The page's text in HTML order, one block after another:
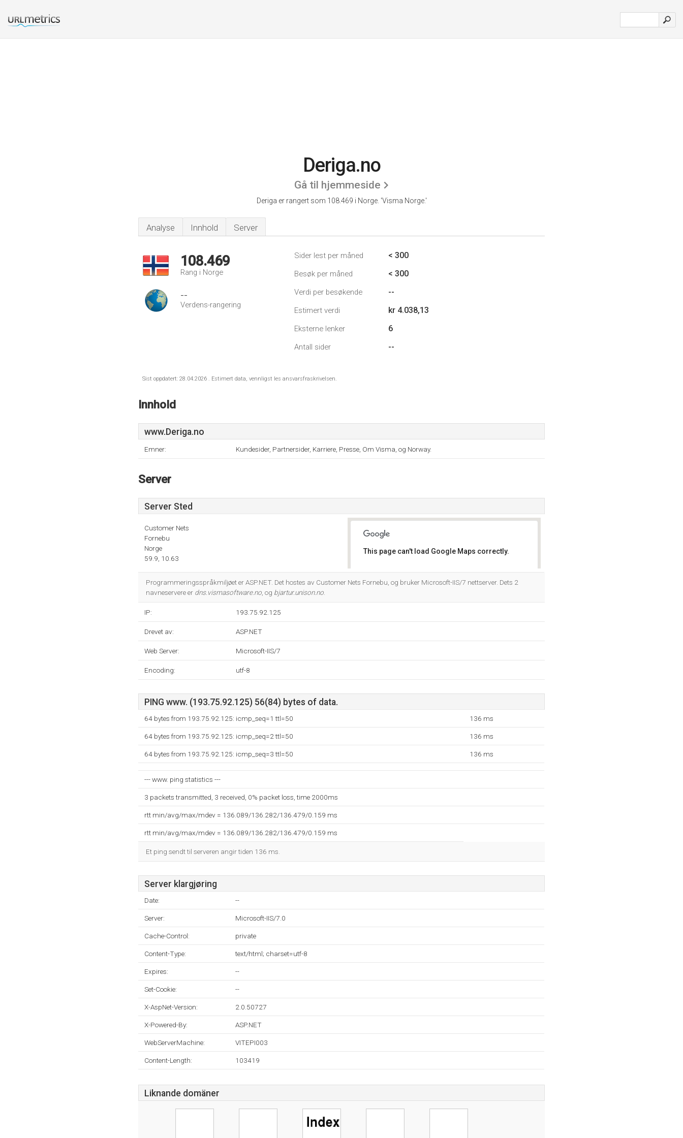
Deriga.no
Gå til hjemmeside
Deriga er rangert som 108.469 i Norge. 'Visma Norge.'
Analyse Innhold Server
108.469
Rang i Norge
--
Verdens-rangering
Sider lest per måned < 300
Besøk per måned < 300
Verdi per besøkende --
Estimert verdi kr 4.038,13
Eksterne lenker 6
Antall sider --
Sist oppdatert: 28.04.2026 . Estimert data, vennligst les ansvarsfraskrivelsen.
Innhold
www.Deriga.no
Emner: Kundesider, Partnersider, Karriere, Presse, Om Visma, og Norway.
Server
Server Sted
Customer Nets
Fornebu
Norge
59.9, 10.63
This page can't load Google Maps correctly.
Programmeringsspråkmiljøet er ASP.NET. Det hostes av Customer Nets Fornebu, og bruker Microsoft-IIS/7 nettserver. Dets 2
navneservere er dns.vismasoftware.no , og bjartur.unison.no
IP: 193.75.92.125
Drevet av: ASP.NET
Web Server: Microsoft-IIS/7
Encoding: utf-8
PING www. (193.75.92.125) 56(84) bytes of data.
64 bytes from 193.75.92.125: icmp_seq=1 ttl=50 136 ms
64 bytes from 193.75.92.125: icmp_seq=2 ttl=50 136 ms
64 bytes from 193.75.92.125: icmp_seq=3 ttl=50 136 ms
--- www. ping statistics ---
3 packets transmitted, 3 received, 0% packet loss, time 2000ms
rtt min/avg/max/mdev = 136.089/136.282/136.479/0.159 ms
rtt min/avg/max/mdev = 136.089/136.282/136.479/0.159 ms
Et ping sendt til serveren angir tiden 136 ms.
Server klargjøring
Date: --
Server: Microsoft-IIS/7.0
Cache-Control: private
Content-Type: text/html; charset=utf-8
Expires: --
Set-Cookie: --
X-AspNet-Version: 2.0.50727
X-Powered-By: ASP.NET
WebServerMachine: VITEPI003
Content-Length: 103419
Liknande domäner